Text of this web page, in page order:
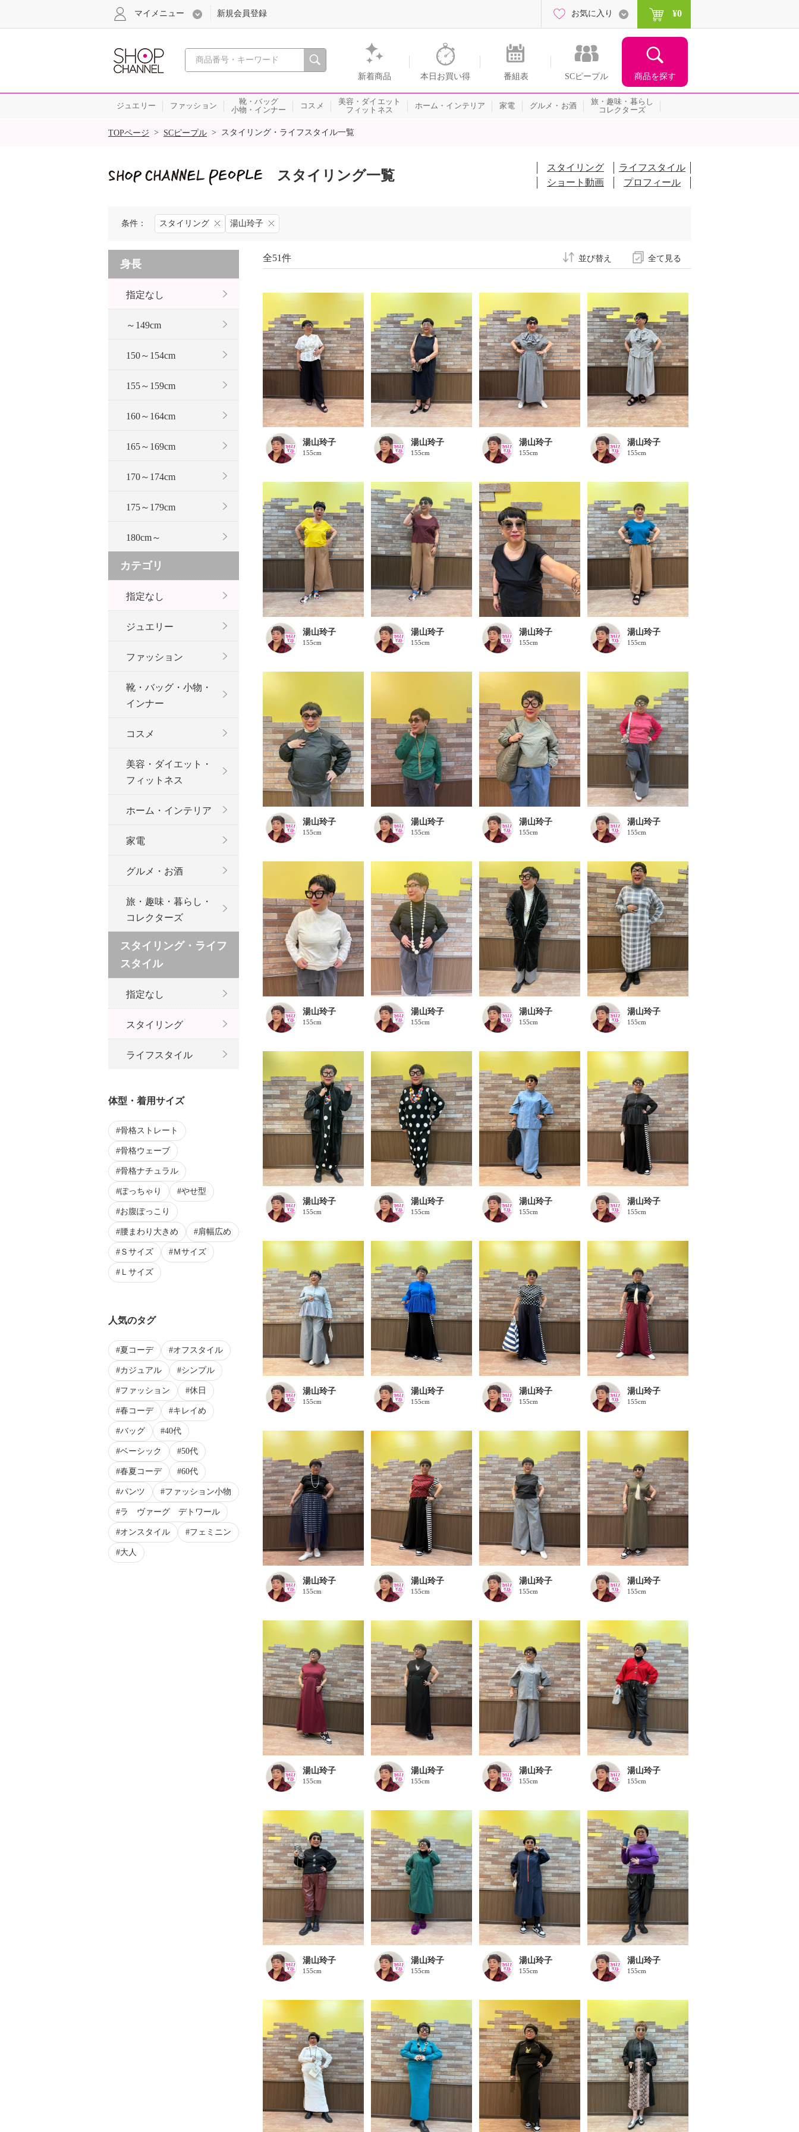
心おどる、瞬間を。通販・テレビショッピングのショップチャンネル
新着商品 本日お買い得 番組表 SCピープル 商品を探す
マイメニュー 新規会員登録 お気に入り ¥0
ジュエリー ファッション
靴・バッグ
小物・インナー
コスメ
美容・ダイエット
フィットネス
ホーム・インテリア 家電 グルメ・お酒
旅・趣味・暮らし
コレクターズ
SALE
TOPページ > SCピープル > スタイリング・ライフスタイル一覧
スタイリング一覧
スタイリング
ライフスタイル
ショート動画
プロフィール
条件： スタイリング 湯山玲子
身長
指定なし
～149cm
150～154cm
155～159cm
160～164cm
165～169cm
170～174cm
175～179cm
180cm～
カテゴリ
指定なし
ジュエリー
ファッション
靴・バッグ・小物・
インナー
コスメ
美容・ダイエット・
フィットネス
ホーム・インテリア
家電
グルメ・お酒
旅・趣味・暮らし・
コレクターズ
スタイリング・ライフ
スタイル
指定なし
スタイリング
ライフスタイル
体型・着用サイズ
骨格ストレート
骨格ウェーブ
骨格ナチュラル
ぽっちゃり やせ型
お腹ぽっこり
腰まわり大きめ 肩幅広め
Ｓサイズ Ｍサイズ
Ｌサイズ
人気のタグ
夏コーデ オフスタイル
カジュアル シンプル
ファッション 休日
春コーデ キレイめ
バッグ 40代
ベーシック 50代
春夏コーデ 60代
パンツ ファッション小物
ラ ヴァーグ デトワール
オンスタイル フェミニン
大人
全て見る
並び替え
全51件
湯山玲子
155cm
湯山玲子
155cm
湯山玲子
155cm
湯山玲子
155cm
湯山玲子
155cm
湯山玲子
155cm
湯山玲子
155cm
湯山玲子
155cm
湯山玲子
155cm
湯山玲子
155cm
湯山玲子
155cm
湯山玲子
155cm
湯山玲子
155cm
湯山玲子
155cm
湯山玲子
155cm
湯山玲子
155cm
湯山玲子
155cm
湯山玲子
155cm
湯山玲子
155cm
湯山玲子
155cm
湯山玲子
155cm
湯山玲子
155cm
湯山玲子
155cm
湯山玲子
155cm
湯山玲子
155cm
湯山玲子
155cm
湯山玲子
155cm
湯山玲子
155cm
湯山玲子
155cm
湯山玲子
155cm
湯山玲子
155cm
湯山玲子
155cm
湯山玲子
155cm
湯山玲子
155cm
湯山玲子
155cm
湯山玲子
155cm